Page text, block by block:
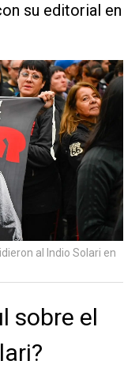
su editorial en
al Indio Solari en
sobre el